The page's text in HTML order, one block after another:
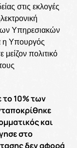
στις εκλογές
Υπηρεσιακών
η Υπουργός
πολιτικό
το 10% των
και
στο
δεν αφορά